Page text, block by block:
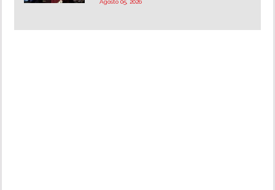
Agosto 05, 2026